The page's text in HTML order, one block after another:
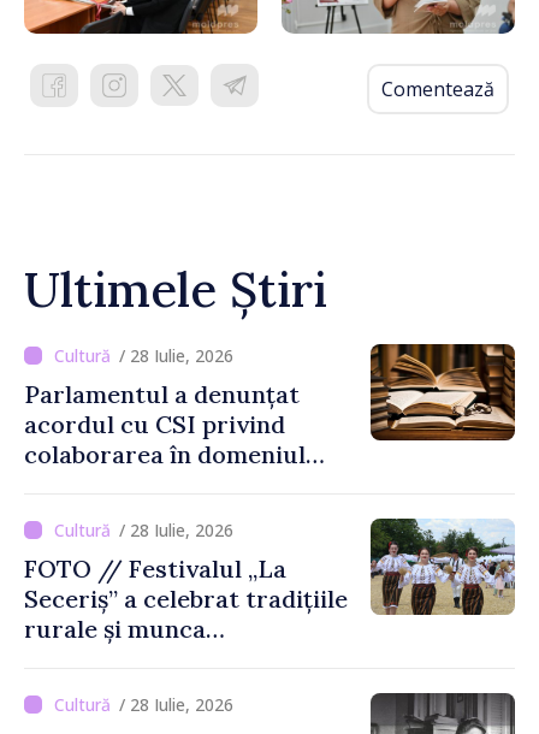
Comentează
Ultimele Știri
/ 28 Iulie, 2026
Parlamentul a denunțat
acordul cu CSI privind
colaborarea în domeniul
/ 28 Iulie, 2026
FOTO // Festivalul „La
Seceriș” a celebrat tradițiile
rurale și munca
/ 28 Iulie, 2026